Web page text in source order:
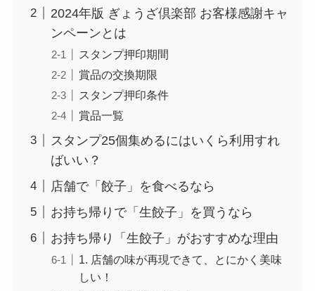
2024年版 ぎょうざ倶楽部 お客様感謝キャ
ンペーンとは
スタンプ押印期間
賞品の交換期限
スタンプ押印条件
賞品⼀覧
スタンプ25個集めるにはいくら利用すれ
ばいい？
店舗で「餃子」を食べるなら
お持ち帰りで「生餃子」を買うなら
お持ち帰り「生餃子」がおすすめな理由
1. 店舗の味が再現できて、とにかく美味
しい！